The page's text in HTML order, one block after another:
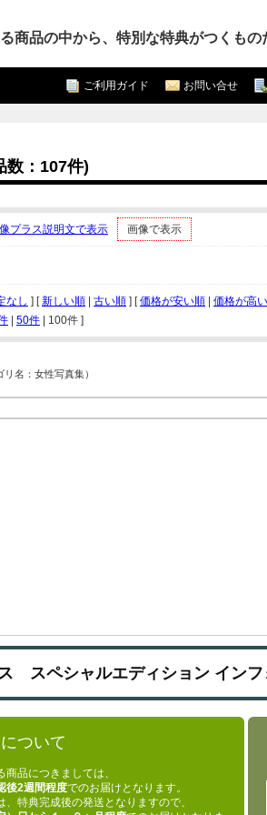
商品の中から、特別な特典がつくもの
お問い合せ
ご利用ガイド
：107件)
プラス説明文で表示 画像で表示
なし ] [新しい順 古い順 ] [価格が安い順 価格が高
50件 100件 ]
名：女性写真集）
スペシャルエディション イン
ついて
商品につきましては、
後2週間程度でのお届けとなります。
、特典完成後の発送となりますので、